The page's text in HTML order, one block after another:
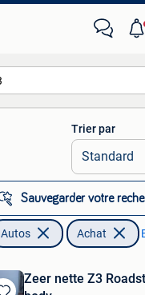
Toutes les distances…
Trier par
Sauvegarder votre
Autos Achat
Zeer nette Z3